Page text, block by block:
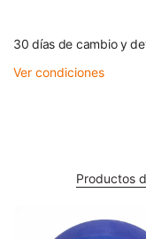
30 días de cambio y
Ver condiciones
Productos